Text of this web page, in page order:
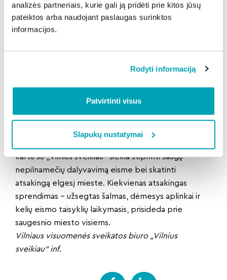
analizės partneriais, kurie gali ją pridėti prie kitos jūsų
pateiktos arba naudojant paslaugas surinktos
informacijos.
Rodyti informaciją
Patvirtinti visus
Slapukų nustatymai
įstatymuose numatytos priemonės.
„Kiekvienas užsegtas šalmas, kiekvienas pokalbis su
sprendimas gali padėti išvengti skaudžių pasekmių.
Saugus miestas prasideda nuo mūsų visų
Bendras tikslas – saugi vasara Vilniuje
Vaikų saugumas eisme prasideda nuo mažų, bet
svarbių sprendimų. Užsegtas šalmas, žinomos
taisyklės ir atviras pokalbis su vaiku gali padėti
kartu su „Vilnius sveikiau“ siekia stiprinti saugų
nepilnamečių dalyvavimą eisme bei skatinti
atsakingą elgesį mieste. Kiekvienas atsakingas
sprendimas – užsegtas šalmas, dėmesys aplinkai ir
kelių eismo taisyklių laikymasis, prisideda prie
saugesnio miesto visiems.
Vilniaus visuomenės sveikatos biuro „Vilnius
sveikiau“ inf.